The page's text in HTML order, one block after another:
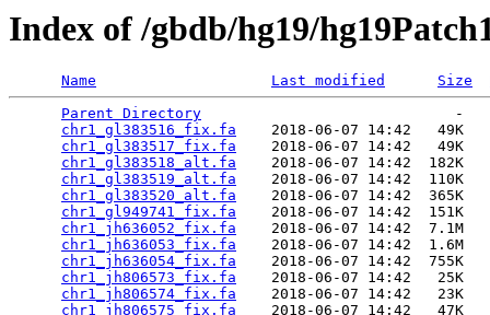
Index of /gbdb/hg19/
Name Last modified Size
Parent Directory
                             -
chr1_gl383516_fix.fa
    2018-06-07 14:42   49K
chr1_gl383517_fix.fa
    2018-06-07 14:42   49K
chr1_gl383518_alt.fa
    2018-06-07 14:42  182K
chr1_gl383519_alt.fa
    2018-06-07 14:42  110K
chr1_gl383520_alt.fa
    2018-06-07 14:42  365K
chr1_gl949741_fix.fa
    2018-06-07 14:42  151K
chr1_jh636052_fix.fa
    2018-06-07 14:42  7.1M
chr1_jh636053_fix.fa
    2018-06-07 14:42  1.6M
chr1_jh636054_fix.fa
    2018-06-07 14:42  755K
chr1_jh806573_fix.fa
    2018-06-07 14:42   25K
chr1_jh806574_fix.fa
    2018-06-07 14:42   23K
chr1_jh806575_fix.fa
    2018-06-07 14:42   47K